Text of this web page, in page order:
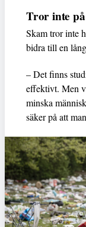
Tror inte
Skam tror inte
bidra till en
– Det finns
effektivt. Men
minska
säker på att